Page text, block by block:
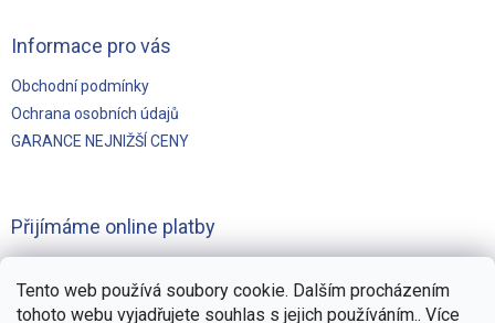
Tento web používá soubory cookie. Dalším procházením
tohoto webu vyjadřujete souhlas s jejich používáním.. Více
Informace pro vás
Obchodní podmínky
Ochrana osobních údajů
GARANCE NEJNIŽŠÍ CENY
Přijímáme online platby